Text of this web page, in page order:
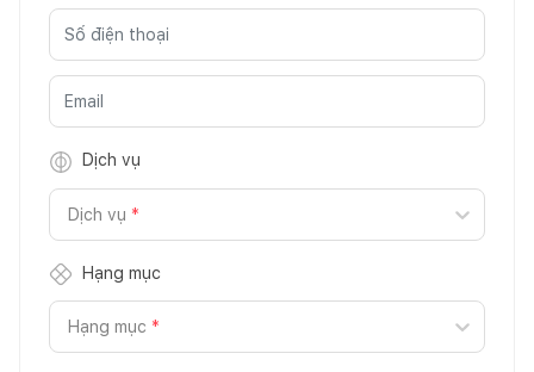
Dịch vụ
Dịch vụ *
Hạng mục
Hạng mục *